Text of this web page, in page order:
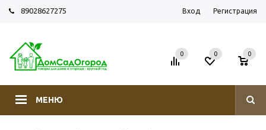
89028627275 Вход Регистрация
МЕНЮ
0 0 0